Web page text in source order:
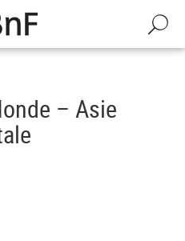
Recherche
– Asie